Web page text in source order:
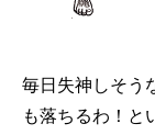
毎日失神しそう
も落ちるわ！と